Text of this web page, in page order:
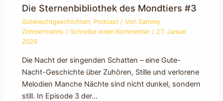
Die Sternenbibliothek des Mondtiers #3
Gutenachtgeschichten, Podcast / Von Sammy
Zimmermanns/ Schreibe einen Kommentar / 27. Januar
2026
Die Nacht der singenden Schatten – eine Gute-
Nacht-Geschichte über Zuhören, Stille und verlorene
Melodien Manche Nächte sind nicht dunkel, sondern
still. In Episode 3 der…